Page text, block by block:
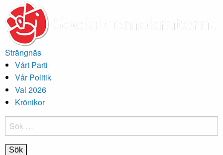
Strängnäs
Vårt Parti
Vår Politik
Val 2026
Krönikor
Sök
efter: